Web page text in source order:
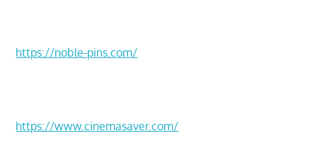
https://noble-pins.com/
https://www.cinemasaver.com/